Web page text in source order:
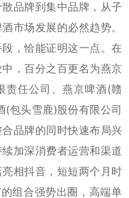
品牌到集中品牌，从子
市场发展的必然趋势。
，恰能证明这一点。在
，百分之百更名为燕京
责任公司、燕京啤酒(赣
(包头雪鹿)股份有限公司
品牌的同时快速布局兴
加深消费者运营和渠道
相抖音，短短两个月时
组合强势出圈，高端单